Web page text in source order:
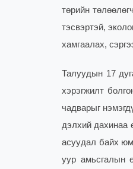
төрийн
тэсвэртэй,
хамгаалах,
Талуудын 17
хэрэгжилт
чадварыг
дэлхий дахинаа
асуудал байх
уур амьсгалын